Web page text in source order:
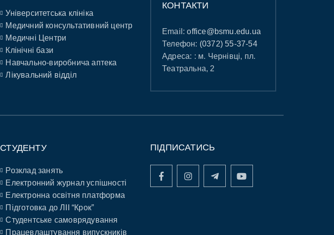
Університетська клініка
Медичний консультативний центр
Медичні Центри
Клінічні бази
Навчально-виробнича аптека
Лікувальний відділ
КОНТАКТИ
Email:office@bsmu.edu.ua
Телефон: (0372) 55-37-54
Адреса: : м. Чернівці, пл.
Театральна, 2
СТУДЕНТУ
Розклад занять
Електронний журнал успішності
Електронна освітня платформа
Підготовка до ЛІІ “Крок”
Студентське самоврядування
Працевлаштування випускників
ПІДПИСАТИСЬ